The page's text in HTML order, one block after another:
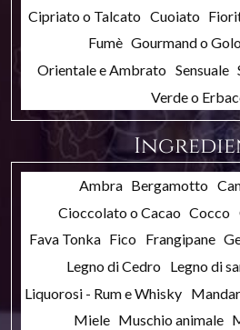
Cipriato o Talcato Cuoiato
Fumè Gourmand o
Orientale e Ambrato Sensuale
Verde o
Ambra Bergamotto
Cioccolato o Cacao Cocco
Fava Tonka Fico Frangipane
Legno di Cedro Legno di
Liquorosi - Rum e Whisky
Miele Muschio animale